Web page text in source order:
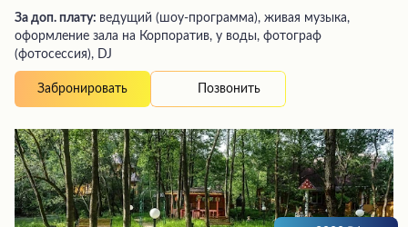
За доп. плату: ведущий (шоу-программа), живая музыка,
оформление зала на Корпоратив, у воды, фотограф
(фотосессия), DJ
Забронировать Позвонить